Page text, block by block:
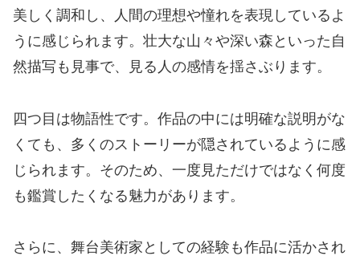
美しく調和し、人間の理想や憧れを表現しているよ
うに感じられます。壮大な山々や深い森といった自
然描写も見事で、見る人の感情を揺さぶります。
四つ目は物語性です。作品の中には明確な説明がな
くても、多くのストーリーが隠されているように感
じられます。そのため、一度見ただけではなく何度
も鑑賞したくなる魅力があります。
さらに、舞台美術家としての経験も作品に活かされ